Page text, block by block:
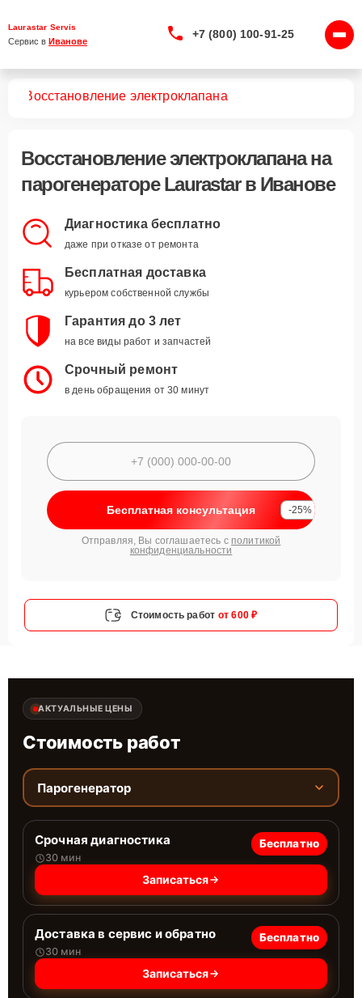
Laurastar Servis
Сервис в Иванове
+7 (800) 100-91-25
Восстановление электроклапана
Восстановление электроклапанана
парогенераторе Laurastar в Иванове
Диагностика бесплатно
даже при отказе от ремонта
Бесплатная доставка
курьером собственной службы
Гарантия до 3 лет
на все виды работ и запчастей
Срочный ремонт
в день обращения от 30 минут
Бесплатная консультация -25%
Отправляя, Вы соглашаетесь с политикой
конфиденциальности
Стоимость работ от 600 ₽
АКТУАЛЬНЫЕ ЦЕНЫ
Стоимость работ
Парогенератор
Срочная диагностика
30 мин
Бесплатно
Записаться
Доставка в сервис и обратно
30 мин
Бесплатно
Записаться